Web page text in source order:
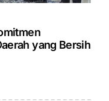
yang Bersih